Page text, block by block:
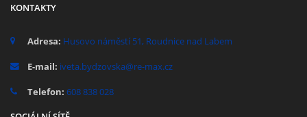
KONTAKTY
Adresa: Husovo náměstí 51, Roudnice nad Labem
E-mail: iveta.bydzovska@re-max.cz
Telefon: 608 838 028